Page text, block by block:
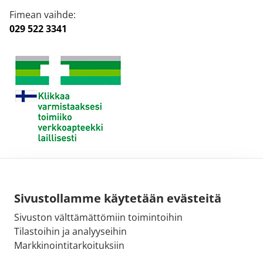
Sivustollamme käytetään evästeitä
Sivuston välttämättömiin toimintoihin
Tilastoihin ja analyyseihin
Markkinointitarkoituksiin
Fimean vaihde:
029 522 3341